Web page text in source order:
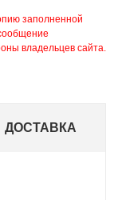
заполненной
владельцев сайта.
ДОСТАВКА